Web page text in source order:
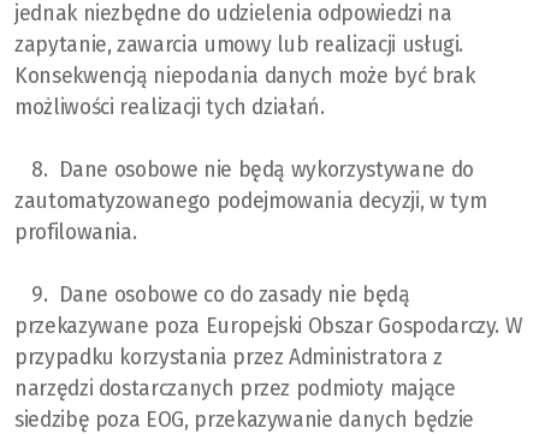
jednak niezbędne do udzielenia odpowiedzi na
zapytanie, zawarcia umowy lub realizacji usługi.
Konsekwencją niepodania danych może być brak
możliwości realizacji tych działań.
8. Dane osobowe nie będą wykorzystywane do
zautomatyzowanego podejmowania decyzji, w tym
profilowania.
9. Dane osobowe co do zasady nie będą
przekazywane poza Europejski Obszar Gospodarczy. W
przypadku korzystania przez Administratora z
narzędzi dostarczanych przez podmioty mające
siedzibę poza EOG, przekazywanie danych będzie